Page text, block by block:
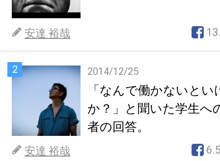
安達 裕哉
2 2014/12/25
「なんで働かないと
か？」と聞いた学生へ
者の回答。
安達 裕哉